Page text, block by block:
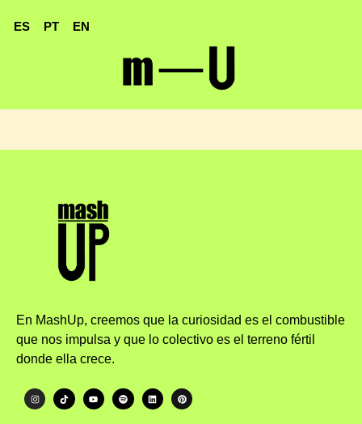
ES PT EN
En MashUp, creemos que la curiosidad es el combustible
que nos impulsa y que lo colectivo es el terreno fértil
donde ella crece.